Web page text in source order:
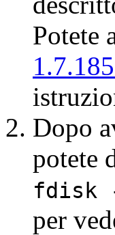
Potete
Dopo
potete
fdisk
per